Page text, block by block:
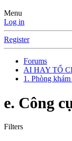
Menu
Log in
Register
Forums
AI HAY TỔ
1. Phòng
e. Công
Filters